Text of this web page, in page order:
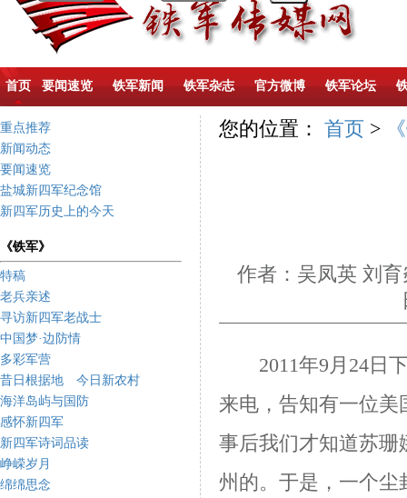
首页 要闻速览 铁军新闻 铁军杂志 官方微博 铁军论坛
重点推荐
新闻动态
要闻速览
盐城新四军纪念馆
新四军历史上的今天
《铁军》
特稿
老兵亲述
寻访新四军老战士
中国梦·边防情
多彩军营
昔日根据地 今日新农村
海洋岛屿与国防
感怀新四军
新四军诗词品读
峥嵘岁月
绵绵思念
您的位置： 首页 >
作者：吴凤英 刘
2011年9 月 24 日
来电，告知有一位
事后我们才知道苏珊
州的。于是，一个尘